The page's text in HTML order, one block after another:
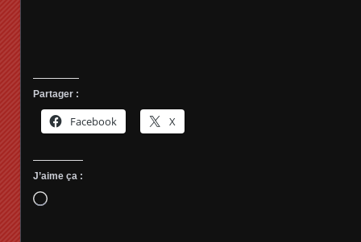
Partager :
Facebook X
J’aime ça :
Chargement…